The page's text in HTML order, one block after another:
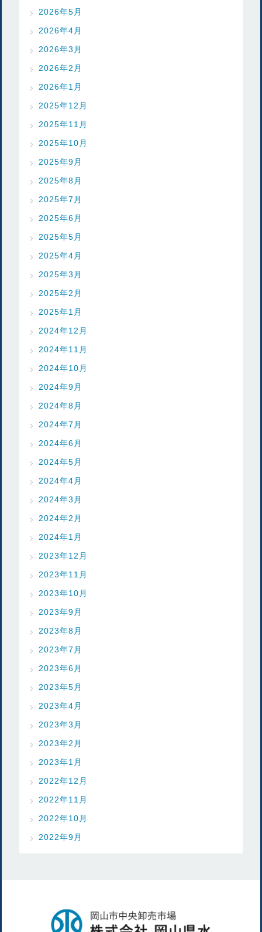
2026年5月
2026年4月
2026年3月
2026年2月
2026年1月
2025年12月
2025年11月
2025年10月
2025年9月
2025年8月
2025年7月
2025年6月
2025年5月
2025年4月
2025年3月
2025年2月
2025年1月
2024年12月
2024年11月
2024年10月
2024年9月
2024年8月
2024年7月
2024年6月
2024年5月
2024年4月
2024年3月
2024年2月
2024年1月
2023年12月
2023年11月
2023年10月
2023年9月
2023年8月
2023年7月
2023年6月
2023年5月
2023年4月
2023年3月
2023年2月
2023年1月
2022年12月
2022年11月
2022年10月
2022年9月